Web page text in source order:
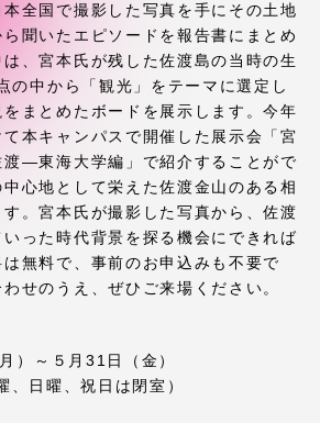
全国で撮影した写真を手にその土地
聞いたエピソードを報告書にまとめ
、宮本氏が残した佐渡島の当時の生
の中から「観光」をテーマに選定し
まとめたボードを展示します。今年
本キャンパスで開催した展示会「宮
渡―東海大学編」で紹介することがで
心地として栄えた佐渡金山のある相
。宮本氏が撮影した写真から、佐渡
った時代背景を探る機会にできれば
無料で、事前のお申込みも不要で
せのうえ、ぜひご来場ください。
）～５月31日（金）
日曜、祝日は閉室）
わせ
静岡キャンパス